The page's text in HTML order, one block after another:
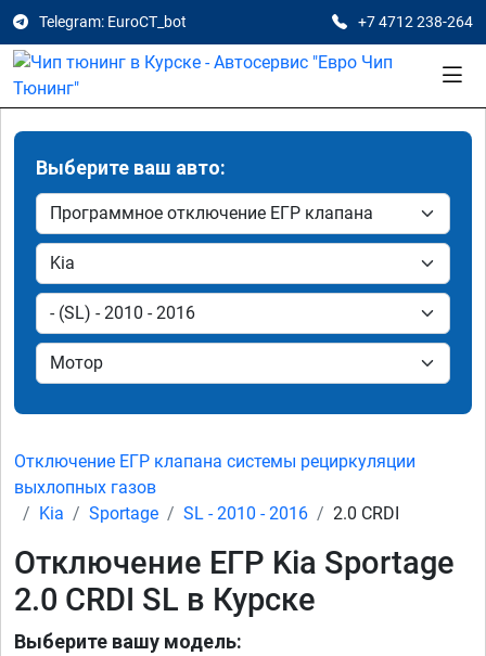
Telegram: EuroCT_bot +7 4712 238-264
Выберите ваш авто:
Отключение ЕГР клапана системы рециркуляции
выхлопных газов
Kia
Sportage SL - 2010 - 2016 2.0 CRDI
Отключение ЕГР Kia Sportage
2.0 CRDI SL в Курске
Выберите вашу модель: